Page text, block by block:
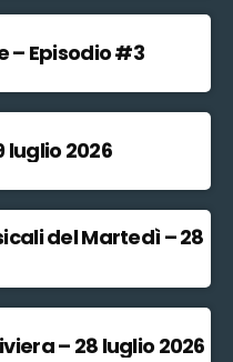
– Episodio #3
2026
del Martedì – 28
– 28 luglio 2026